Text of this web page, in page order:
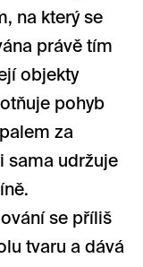
na který se
právě tím
objekty
pohyb
za
sama udržuje
se příliš
tvaru a dává